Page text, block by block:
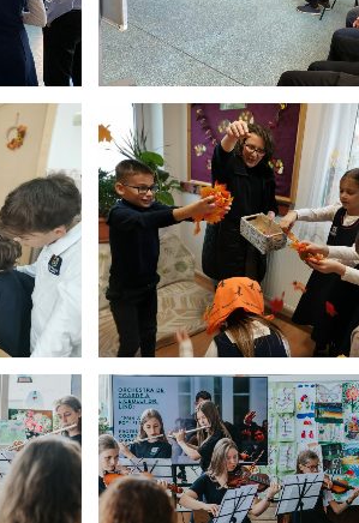
Lifestyle Medicine
Activități clase primare
Ziua Porților Deschise 2024